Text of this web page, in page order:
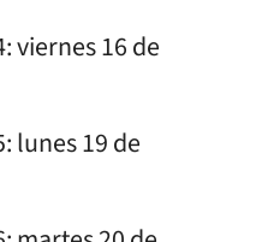
viernes 16 de
lunes 19 de